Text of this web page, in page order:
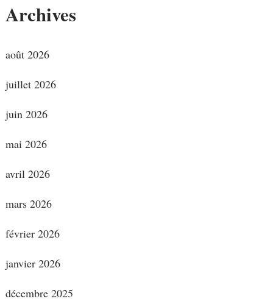
Archives
août 2026
juillet 2026
juin 2026
mai 2026
avril 2026
mars 2026
février 2026
janvier 2026
décembre 2025